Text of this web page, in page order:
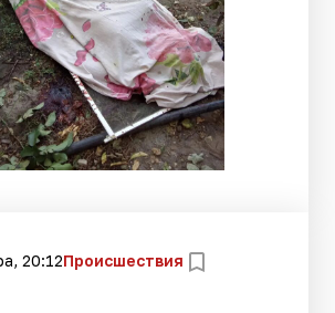
20:12Происшествия